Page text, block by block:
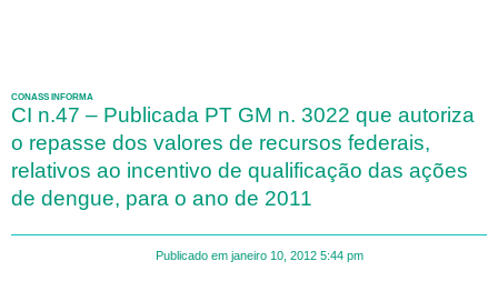
CONASS INFORMA
CI n.47 – Publicada PT GM n. 3022 que autoriza
o repasse dos valores de recursos federais,
relativos ao incentivo de qualificação das ações
de dengue, para o ano de 2011
Publicado em janeiro 10, 2012 5:44 pm